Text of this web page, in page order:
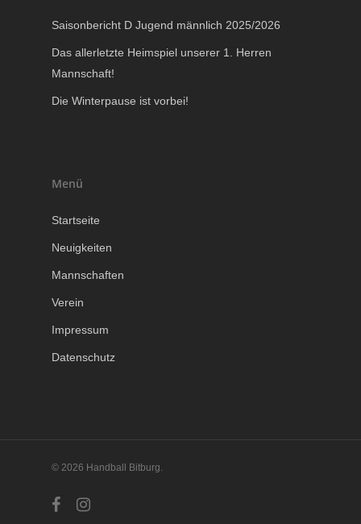
Saisonbericht D Jugend männlich 2025/2026
Das allerletzte Heimspiel unserer 1. Herren
Mannschaft!
Die Winterpause ist vorbei!
Menü
Startseite
Neuigkeiten
Mannschaften
Verein
Impressum
Datenschutz
© 2026 Handball Bitburg.
facebookinstagram